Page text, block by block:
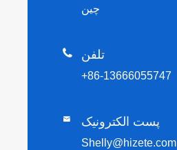
چین
 تلفن
+86-13666055747
 پست الکترونیک
Shelly@hizete.com